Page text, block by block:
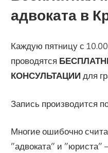
адвоката в
Каждую пятницу с
проводятся
КОНСУЛЬТАЦИИ для
Запись производится
Многие ошибочно
”адвоката” и